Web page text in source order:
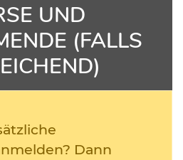
UND
(FALLS
Dann